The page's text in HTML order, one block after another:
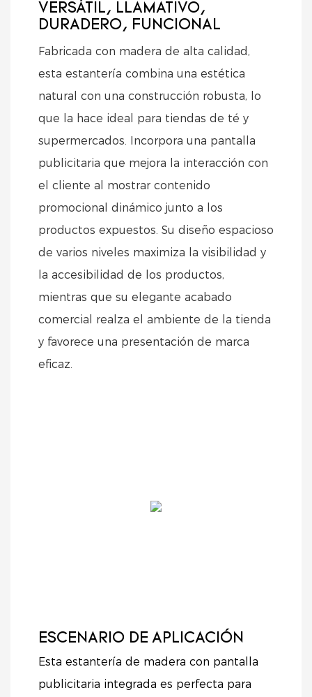
VERSÁTIL, LLAMATIVO,
DURADERO, FUNCIONAL
Fabricada con madera de alta calidad,
esta estantería combina una estética
natural con una construcción robusta, lo
que la hace ideal para tiendas de té y
supermercados. Incorpora una pantalla
publicitaria que mejora la interacción con
el cliente al mostrar contenido
promocional dinámico junto a los
productos expuestos. Su diseño espacioso
de varios niveles maximiza la visibilidad y
la accesibilidad de los productos,
mientras que su elegante acabado
comercial realza el ambiente de la tienda
y favorece una presentación de marca
eficaz.
ESCENARIO DE APLICACIÓN
Esta estantería de madera con pantalla
publicitaria integrada es perfecta para